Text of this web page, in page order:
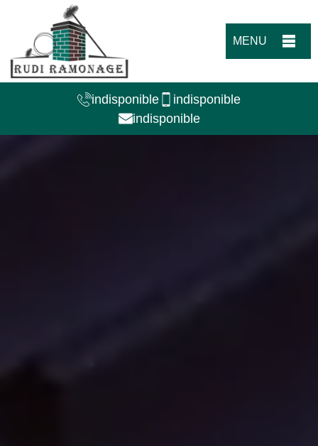
MENU
indisponible
indisponible
indisponible